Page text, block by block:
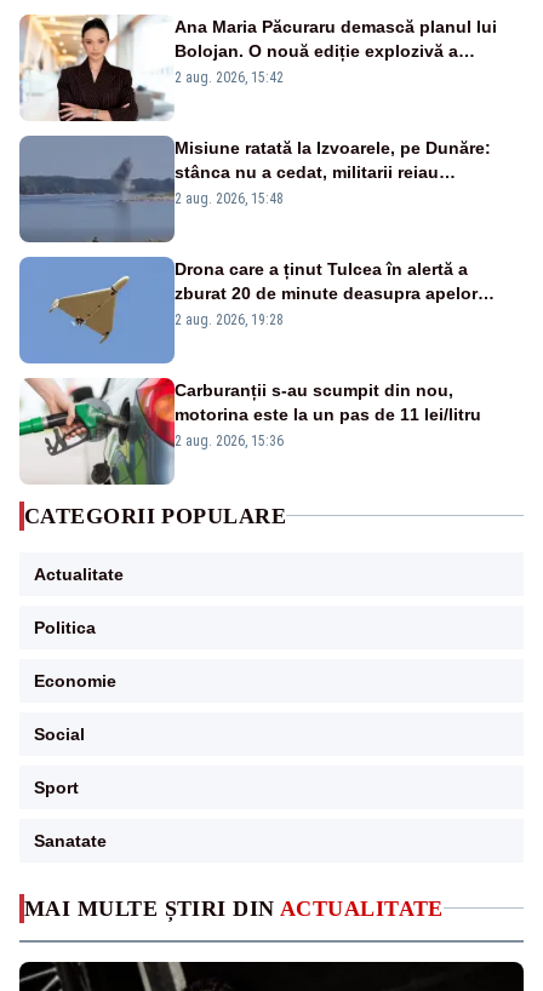
MAI MULTE ȘTIRI DIN ACTUALITATE
Ana Maria Păcuraru demască planul lui
Bolojan. O nouă ediție explozivă a
emisiunii „Miza Zilei” la Realitatea PLUS
2 aug. 2026, 15:42
Misiune ratată la Izvoarele, pe Dunăre:
stânca nu a cedat, militarii reiau
detonările luni – VIDEO
2 aug. 2026, 15:48
Drona care a ținut Tulcea în alertă a
zburat 20 de minute deasupra apelor
României. Au fost ridicate două F-16
2 aug. 2026, 19:28
Carburanții s-au scumpit din nou,
motorina este la un pas de 11 lei/litru
2 aug. 2026, 15:36
CATEGORII POPULARE
Actualitate
Politica
Economie
Social
Sport
Sanatate